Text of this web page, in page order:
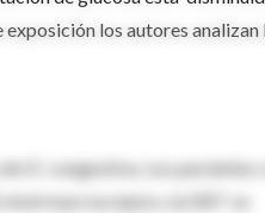
exposición los autores analizan
IC congestiva. Los pacientes
macroscópico, la DBT se